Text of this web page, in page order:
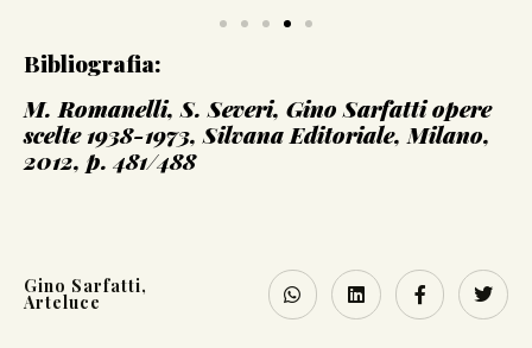
Bibliografia:
M. Romanelli, S. Severi, Gino Sarfatti opere
scelte 1938-1973, Silvana Editoriale, Milano,
2012, p. 481/488
Gino Sarfatti,
Arteluce